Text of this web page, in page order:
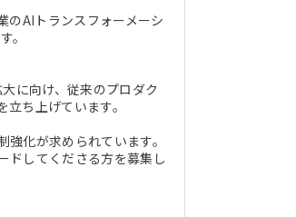
のAIトランスフォーメーシ
。
に向け、従来のプロダク
ち上げています。
化が求められています。
ドしてくださる方を募集し